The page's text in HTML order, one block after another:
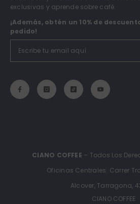
exclusivas y aprende sobre café.
¡Además, obtén un 10% de
pedido!
CIANO COFFEE – Todos Los
Oficinas Centrales: Carrer
Alcover, Tarragona,
CIANO COFFEE